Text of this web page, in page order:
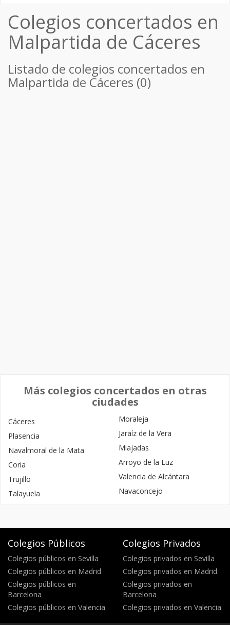
Colegios concertados en
Malpartida de Cáceres
Listado de colegios concertados en
Malpartida de Cáceres (0)
Más colegios concertados en otras
ciudades
Cáceres
Plasencia
Navalmoral de la Mata
Coria
Trujillo
Talayuela
Moraleja
Jaraíz de la Vera
Miajadas
Arroyo de la Luz
Valencia de Alcántara
Navaconcejo
Colegios Públicos
Colegios públicos en Sevilla
Colegios públicos en Madrid
Colegios públicos en
Barcelona
Colegios públicos en Valencia
Colegios Privados
Colegios privados en Sevilla
Colegios privados en Madrid
Colegios privados en
Barcelona
Colegios privados en Valencia